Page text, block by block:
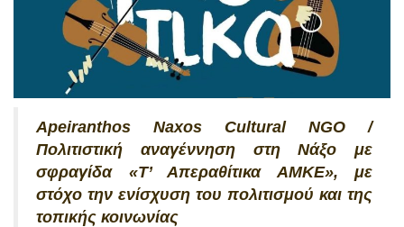
Apeiranthos Naxos Cultural NGO /
Πολιτιστική αναγέννηση στη Νάξο με
σφραγίδα «Τ’ Απεραθίτικα ΑΜΚΕ», με
στόχο την ενίσχυση του πολιτισμού και της
τοπικής κοινωνίας